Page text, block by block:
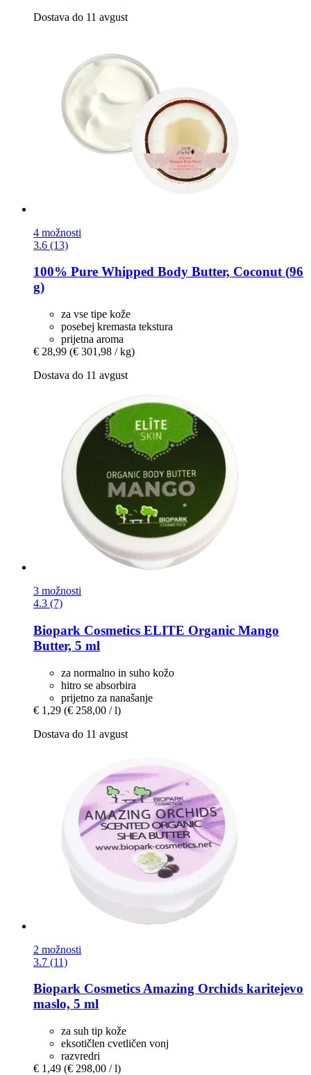
Dostava do 11 avgust
4 možnosti
3.6 (13)
100% Pure Whipped Body Butter, Coconut (96
g)
za vse tipe kože
posebej kremasta tekstura
prijetna aroma
€ 28,99 (€ 301,98 / kg)
Dostava do 11 avgust
3 možnosti
4.3 (7)
Biopark Cosmetics ELITE Organic Mango
Butter, 5 ml
za normalno in suho kožo
hitro se absorbira
prijetno za nanašanje
€ 1,29 (€ 258,00 / l)
Dostava do 11 avgust
2 možnosti
3.7 (11)
Biopark CosmeticsAmazing Orchids karitejevo
maslo, 5 ml
za suh tip kože
eksotičlen cvetličen vonj
razvredri
€ 1,49 (€ 298,00 / l)